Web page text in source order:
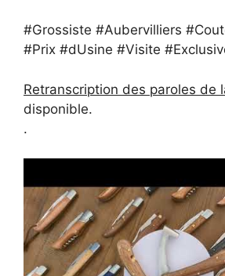
#Grossiste #Aubervilliers
#Prix #dUsine #Visite
Retranscription des paroles de
disponible.
.